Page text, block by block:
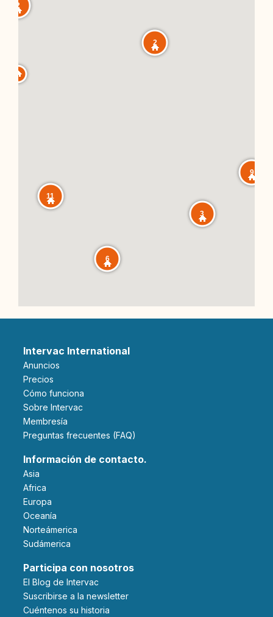
9
3
11
2
6
2
Intervac International
Anuncios
Precios
Cómo funciona
Sobre Intervac
Membresía
Preguntas frecuentes (FAQ)
Información de contacto.
Asia
Africa
Europa
Oceanía
Norteámerica
Sudámerica
Participa con nosotros
El Blog de Intervac
Suscribirse a la newsletter
Cuéntenos su historia